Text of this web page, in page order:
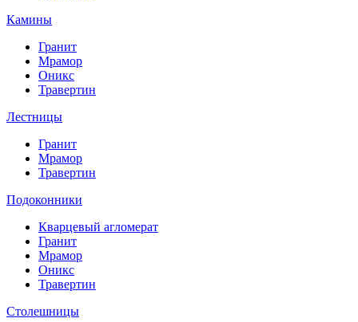
Камины
Гранит
Мрамор
Оникс
Травертин
Лестницы
Гранит
Мрамор
Травертин
Подоконники
Кварцевый агломерат
Гранит
Мрамор
Оникс
Травертин
Столешницы